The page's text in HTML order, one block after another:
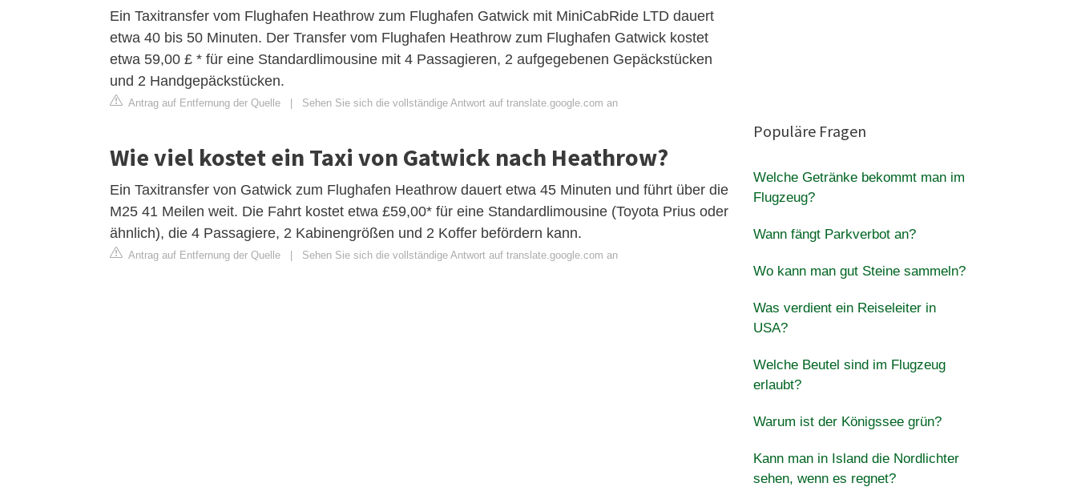
Ein Taxitransfer vom Flughafen Heathrow zum Flughafen Gatwick mit MiniCabRide LTD dauert
etwa 40 bis 50 Minuten. Der Transfer vom Flughafen Heathrow zum Flughafen Gatwick kostet
etwa 59,00 £ * für eine Standardlimousine mit 4 Passagieren, 2 aufgegebenen Gepäckstücken
und 2 Handgepäckstücken.
Antrag auf Entfernung der Quelle Sehen Sie sich die vollständige Antwort auf translate.google.com an
Wie viel kostet ein Taxi von Gatwick nach Heathrow?
Ein Taxitransfer von Gatwick zum Flughafen Heathrow dauert etwa 45 Minuten und führt über die
M25 41 Meilen weit. Die Fahrt kostet etwa £59,00* für eine Standardlimousine (Toyota Prius oder
ähnlich), die 4 Passagiere, 2 Kabinengrößen und 2 Koffer befördern kann.
Antrag auf Entfernung der Quelle Sehen Sie sich die vollständige Antwort auf translate.google.com an
Populäre Fragen
Welche Getränke bekommt man im
Flugzeug?
Wann fängt Parkverbot an?
Wo kann man gut Steine sammeln?
Was verdient ein Reiseleiter in
USA?
Welche Beutel sind im Flugzeug
erlaubt?
Warum ist der Königssee grün?
Kann man in Island die Nordlichter
sehen, wenn es regnet?